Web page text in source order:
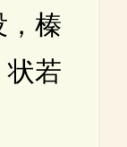
，榛
状若